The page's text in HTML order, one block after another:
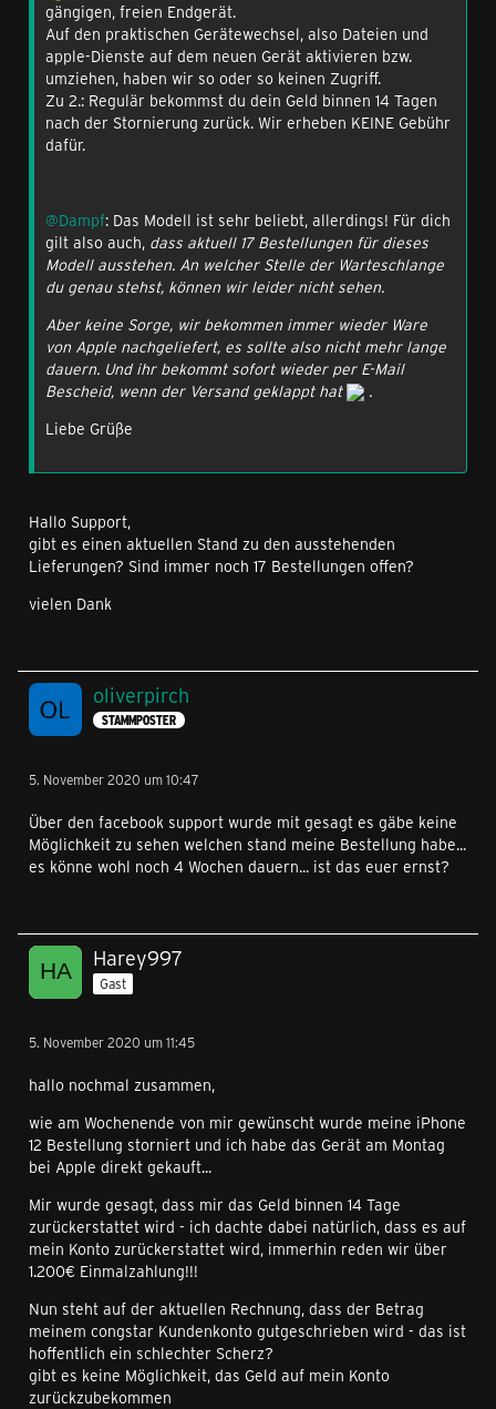
gängigen, freien Endgerät.
Auf den praktischen Gerätewechsel, also Dateien und
apple-Dienste auf dem neuen Gerät aktivieren bzw.
umziehen, haben wir so oder so keinen Zugriff.
Zu 2.: Regulär bekommst du dein Geld binnen 14 Tagen
nach der Stornierung zurück. Wir erheben KEINE Gebühr
dafür.
@Dampf: Das Modell ist sehr beliebt, allerdings! Für dich
gilt also auch, dass aktuell 17 Bestellungen für dieses
Modell ausstehen. An welcher Stelle der Warteschlange
du genau stehst, können wir leider nicht sehen.
Aber keine Sorge, wir bekommen immer wieder Ware
von Apple nachgeliefert, es sollte also nicht mehr lange
dauern. Und ihr bekommt sofort wieder per E-Mail
Bescheid, wenn der Versand geklappt hat
.
Liebe Grüße
Hallo Support,
gibt es einen aktuellen Stand zu den ausstehenden
Lieferungen? Sind immer noch 17 Bestellungen offen?
vielen Dank
oliverpirch
STAMMPOSTER
5. November 2020 um 10:47
Über den facebook support wurde mit gesagt es gäbe keine
Möglichkeit zu sehen welchen stand meine Bestellung habe...
es könne wohl noch 4 Wochen dauern... ist das euer ernst?
Harey997
Gast
5. November 2020 um 11:45
hallo nochmal zusammen,
wie am Wochenende von mir gewünscht wurde meine iPhone
12 Bestellung storniert und ich habe das Gerät am Montag
bei Apple direkt gekauft...
Mir wurde gesagt, dass mir das Geld binnen 14 Tage
zurückerstattet wird - ich dachte dabei natürlich, dass es auf
mein Konto zurückerstattet wird, immerhin reden wir über
1.200€ Einmalzahlung!!!
Nun steht auf der aktuellen Rechnung, dass der Betrag
meinem congstar Kundenkonto gutgeschrieben wird - das ist
hoffentlich ein schlechter Scherz?
gibt es keine Möglichkeit, das Geld auf mein Konto
zurückzubekommen